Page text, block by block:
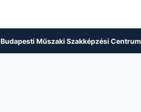
Budapesti Műszaki Szakképzési Centrum